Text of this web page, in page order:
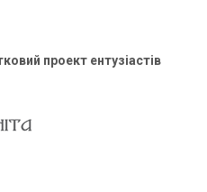
проект ентузіастів